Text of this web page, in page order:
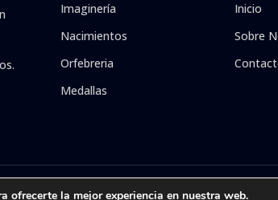
Imaginería
Nacimientos
Orfebreria
Medallas
Inicio
Sobre
Casals, S.L. Reservados todos los derechos.
ofrecerte la mejor experiencia en nuestra web.